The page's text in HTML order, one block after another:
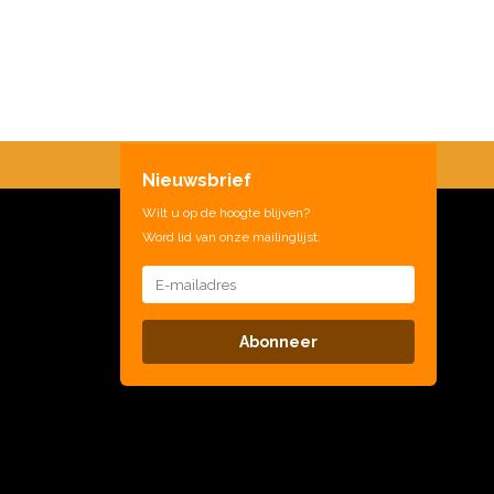
Nieuwsbrief
Wilt u op de hoogte blijven?
Word lid van onze mailinglijst:
Abonneer